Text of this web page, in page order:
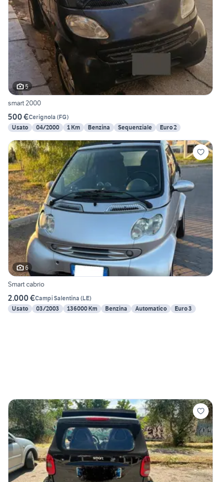
5
smart 2000
500 €Cerignola (FG)
Usato
04/2000 1 Km Benzina Sequenziale Euro 2
6
Smart cabrio
2.000 €Campi Salentina (LE)
Usato
03/2003 136000 Km Benzina Automatico Euro 3